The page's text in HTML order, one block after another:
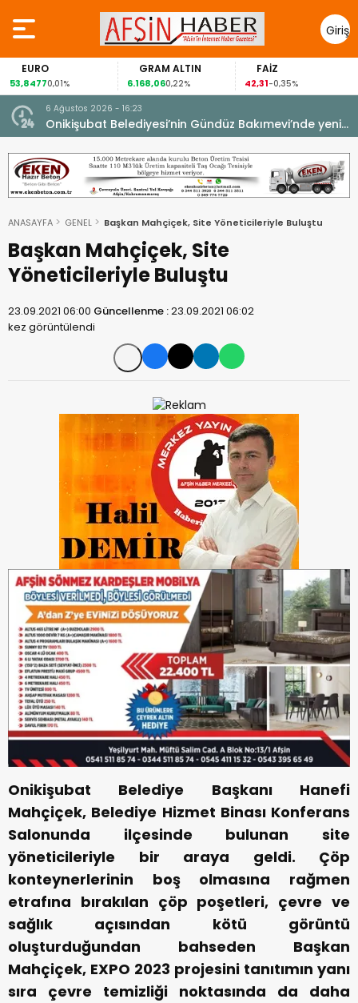
Giriş
Yap
EURO
53,84770,01%
GRAM ALTIN
6.168,060,22%
FAİZ
42,31-0,35%
6 Ağustos 2026 - 16:23
Onikişubat Belediyesi’nin Gündüz Bakımevi’nde yeni
dönemin ön kayıtları başladı.
ANASAYFA GENEL Başkan Mahçiçek, Site Yöneticileriyle Buluştu
Başkan Mahçiçek, Site
Yöneticileriyle Buluştu
23.09.2021 06:00 Güncellenme :23.09.2021 06:02
kez görüntülendi
Onikişubat Belediye Başkanı Hanefi
Mahçiçek, Belediye Hizmet Binası Konferans
Salonunda ilçesinde bulunan site
yöneticileriyle bir araya geldi. Çöp
konteynerlerinin boş olmasına rağmen
etrafına bırakılan çöp poşetleri, çevre ve
sağlık açısından kötü görüntü
oluşturduğundan bahseden Başkan
Mahçiçek, EXPO 2023 projesini tanıtımın yanı
sıra çevre temizliği noktasında da daha